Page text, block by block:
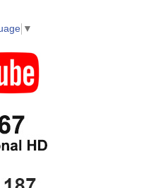
vitecazorestv
▼